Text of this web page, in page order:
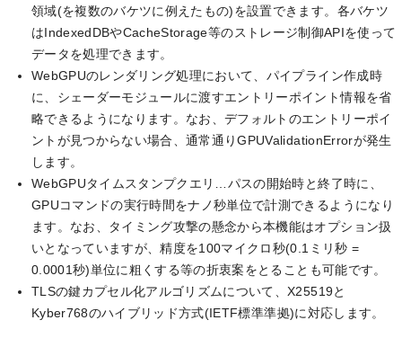
領域(を複数のバケツに例えたもの)を設置できます。各バケツ
はIndexedDBやCacheStorage等のストレージ制御APIを使って
データを処理できます。
WebGPUのレンダリング処理において、パイプライン作成時
に、シェーダーモジュールに渡すエントリーポイント情報を省
略できるようになります。なお、デフォルトのエントリーポイ
ントが見つからない場合、通常通りGPUValidationErrorが発生
します。
WebGPUタイムスタンプクエリ…パスの開始時と終了時に、
GPUコマンドの実行時間をナノ秒単位で計測できるようになり
ます。なお、タイミング攻撃の懸念から本機能はオプション扱
いとなっていますが、精度を100マイクロ秒(0.1ミリ秒 =
0.0001秒)単位に粗くする等の折衷案をとることも可能です。
TLSの鍵カプセル化アルゴリズムについて、X25519と
Kyber768のハイブリッド方式(IETF標準準拠)に対応します。